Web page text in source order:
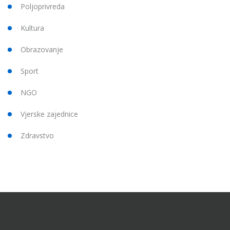
Poljoprivreda
Kultura
Obrazovanje
Sport
NGO
Vjerske zajednice
Zdravstvo